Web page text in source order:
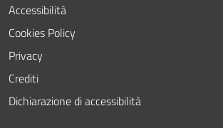
Accessibilità
Cookies Policy
Privacy
Crediti
Dichiarazione di accessibilità